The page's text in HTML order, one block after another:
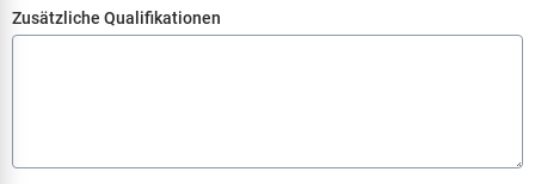
Zusätzliche Qualifikationen